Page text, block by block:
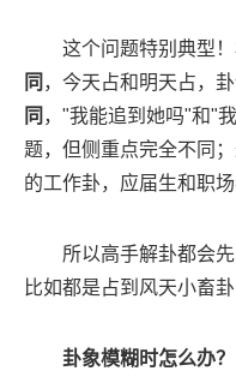
这个问题特别典型
同 ，今天占和明天占，
同 ，"我能追到她吗"和"
题，但侧重点完全不同
的工作卦，应届生和职
所以高手解卦都会
比如都是占到风天小畜卦
卦象模糊时怎么办？